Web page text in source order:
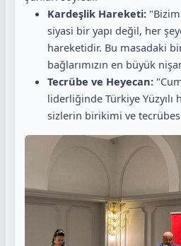
Kardeşlik Hareketi:
siyasi bir yapı değil, her
hareketidir. Bu masadaki
bağlarımızın en büyük
Tecrübe ve Heyecan:
liderliğinde Türkiye
sizlerin birikimi ve